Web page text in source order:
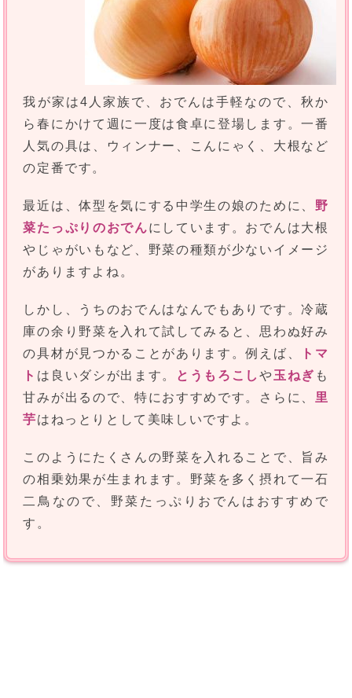
我が家は4人家族で、おでんは手軽なので、秋か
ら春にかけて週に一度は食卓に登場します。一番
人気の具は、ウィンナー、こんにゃく、大根など
の定番です。
最近は、体型を気にする中学生の娘のために、 野
菜たっぷりのおでんにしています。おでんは大根
やじゃがいもなど、野菜の種類が少ないイメージ
がありますよね。
しかし、うちのおでんはなんでもありです。冷蔵
庫の余り野菜を入れて試してみると、思わぬ好み
の具材が見つかることがあります。例えば、
トマ
ト は良いダシが出ます。 とうもろこしや玉ねぎ も
甘みが出るので、特におすすめです。さらに、 里
芋はねっとりとして美味しいですよ。
このようにたくさんの野菜を入れることで、旨み
の相乗効果が生まれます。野菜を多く摂れて一石
二鳥なので、野菜たっぷりおでんはおすすめで
す。